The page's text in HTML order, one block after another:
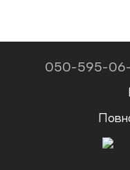
050-595-